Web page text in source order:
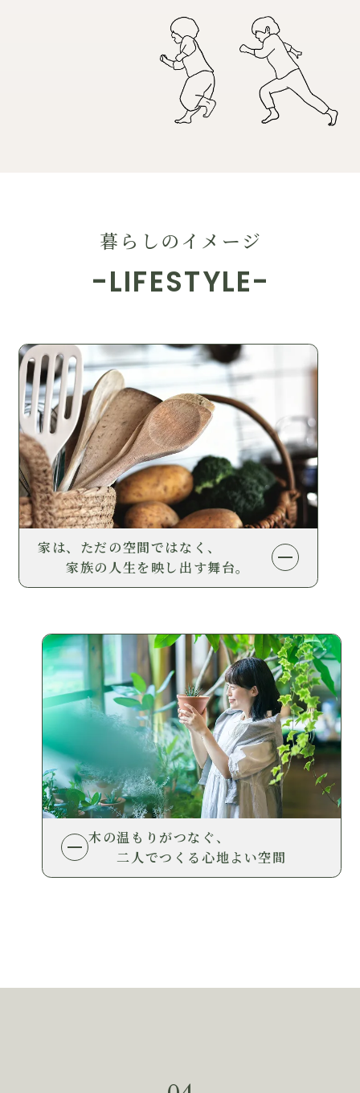
暮らしのイメージ
-LIFESTYLE-
家は、ただの空間ではなく、
家族の人生を映し出す舞台。
木の温もりがつなぐ、
二人でつくる心地よい空間